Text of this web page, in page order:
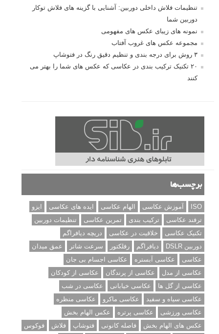
تنظیمات فلاش داخلی دوربین: آشنایی با گزینه های فلاش توکار
دوربین شما
نمونه های زیبای عکس های مفهومی
مجموعه عکس های غروب آفتاب
۳ روش برای درجه بندی و تنظیم دقیق رنگ در فتوشاپ
۲۰ تکنیک ترکیب بندی در عکاسی که عکس های شما را بهتر می
کنند
برچسب‌ها
ISO آموزش عکاسی الهام عکاسی ایده های عکاسی
ایزو
ترفند عکاسی
ترکیب بندی تمرین عکاسی
تنظیمات دوربین
تکنیک عکاسی
خلاقیت در عکاسی
دریچه دیافراگم
دوربین DSLR
دیافراگم رفلکتور سرعت شاتر
عمق میدان
عکاسی
عکاسی آبستره
عکاسی اجسام بی جان
عکاسی از مدل
عکاسی از پرندگان
عکاسی از کودکان
عکاسی از گل ها
عکاسی خیابانی
عکاسی در شب
عکاسی سیاه و سفید
عکاسی ماکرو
عکاسی منظره
عکاسی ورزشی
عکاسی پرتره
عکس الهام بخش
عکس های الهام بخش
فاصله کانونی فتوشاپ فلاش
فوکوس